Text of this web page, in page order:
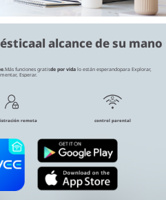
al alcance de su mano
.Más funciones gratisde por vida lo están esperandopara Explorar,
Esperar.
remota control parental